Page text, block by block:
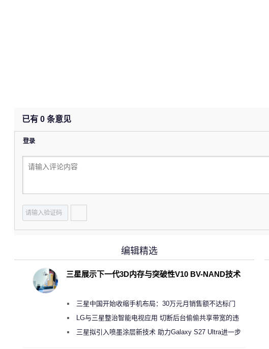
已有 0 条意见
登录
编辑精选
三星展示下一代3D内存与突破性V10 BV-NAND技术
三星中国开始收缩手机布局：30万元月销售额不达标门
店 将被逐步清退
LG与三星整治智能电视应用 切断后台偷偷共享带宽的违
规行为三星拟引入喷墨涂层新技术 助力Galaxy S27 Ultra进一步